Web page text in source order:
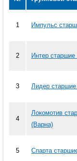
1 Импульс
2 Интер
3 Лидер
4
Локомотив
(Варна)
5 Спарта